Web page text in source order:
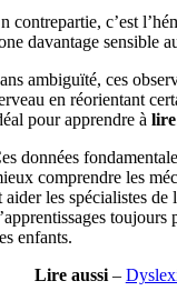
contrepartie, c’est
davantage sensible
ambiguïté, ces
en réorientant
pour apprendre à lire
données
comprendre les
aider les spécialistes de
enfants.
Lire aussi–